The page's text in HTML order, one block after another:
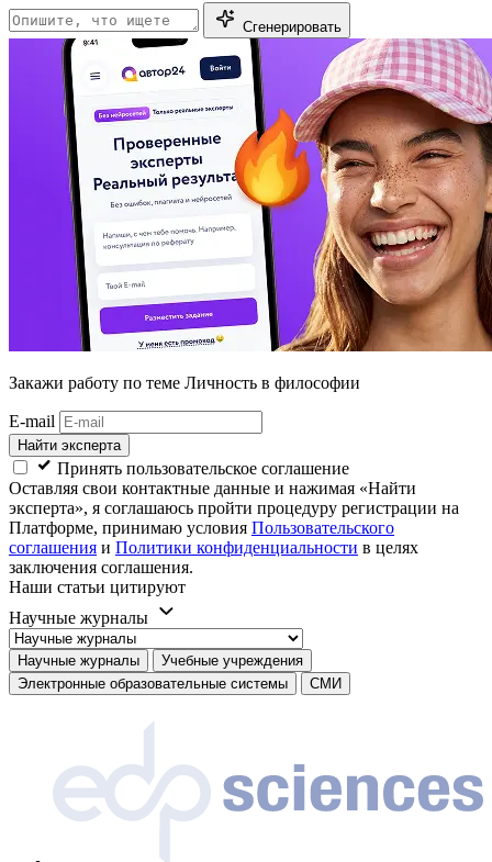
Сгенерировать
Закажи работу по теме Личность в философии
E-mail
Найти эксперта
Принять пользовательское соглашение
Оставляя свои контактные данные и нажимая «Найти
эксперта», я соглашаюсь пройти процедуру регистрации на
Платформе, принимаю условия Пользовательского
соглашения и Политики конфиденциальности в целях
заключения соглашения.
Наши статьи цитируют
Научные журналы
Научные журналы
Учебные учреждения
Электронные образовательные системы
СМИ